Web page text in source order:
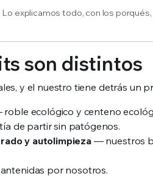
explicamos todo, con los porqués,
son distintos
y el nuestro tiene detrás un
ecológico y centeno
de partir sin patógenos.
y autolimpieza— nuestros
por nosotros.